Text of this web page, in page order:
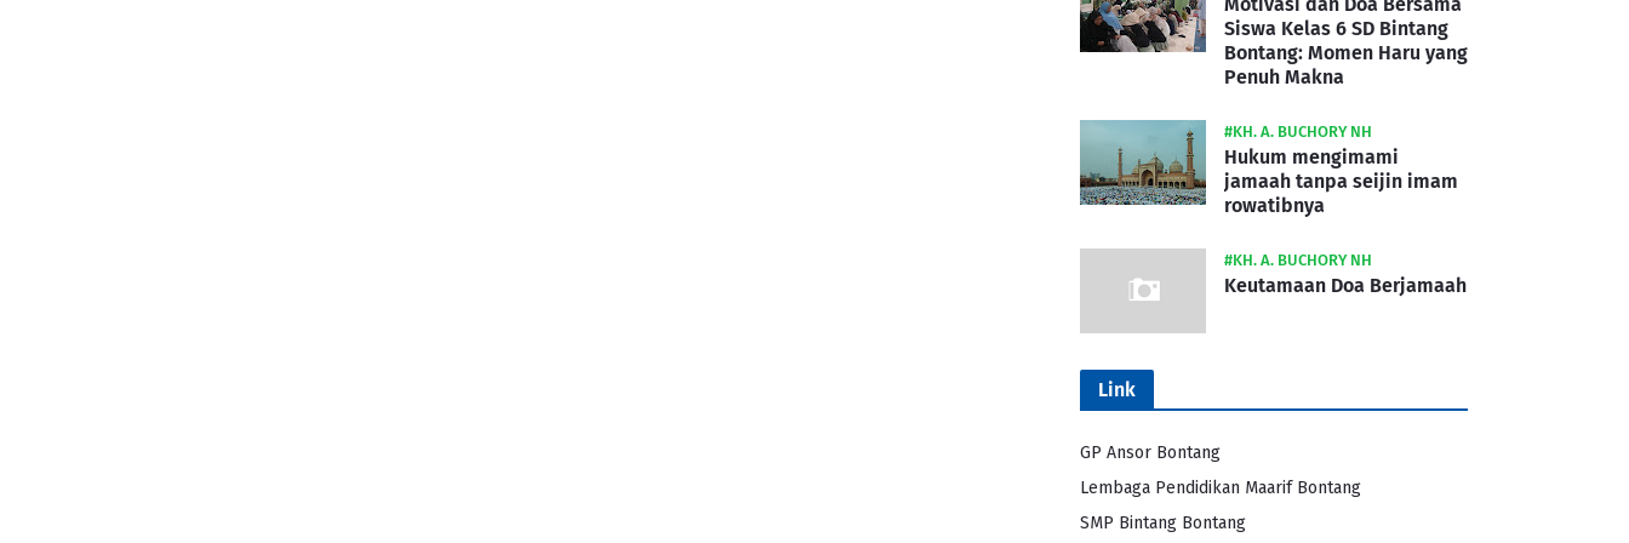
Motivasi dan Doa Bersama
Siswa Kelas 6 SD Bintang
Bontang: Momen Haru yang
Penuh Makna
#KH. A. BUCHORY NH
Hukum mengimami
jamaah tanpa seijin imam
rowatibnya
#KH. A. BUCHORY NH
Keutamaan Doa Berjamaah
Link
GP Ansor Bontang
Lembaga Pendidikan Maarif Bontang
SMP Bintang Bontang